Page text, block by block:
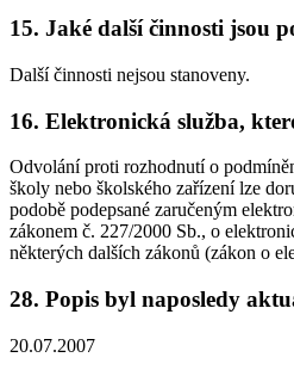
15. Jaké další činnosti jsou
Další činnosti nejsou stanoveny.
16. Elektronická služba,
Odvolání proti rozhodnutí o
školy nebo školského zařízení lze
podobě podepsané zaručeným
zákonem č. 227/2000 Sb., o
některých dalších zákonů (zákon o
28. Popis byl naposledy
20.07.2007